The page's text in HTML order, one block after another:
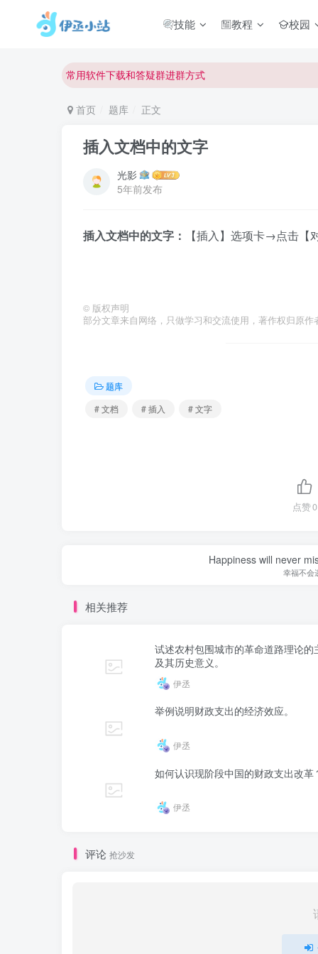
技能 教程 校园
欢迎反馈网站中存在的问题和建议！
欢迎反馈网站中存在的问题和建议！
欢迎访问伊丞小站！
首页 题库 正文
插入文档中的文字
光影
5年前发布
插入文档中的文字： 【插入】选项卡→点击
© 版权声明
部分文章来自网络，只做学习和交流使用，著作权归原作
题库
# 文档
# 插入 # 文字
点赞0
Happiness will never
幸福不会
相关推荐
试述农村包围城市的革命道路理论的
及其历史意义。
伊丞
举例说明财政支出的经济效应。
伊丞
如何认识现阶段中国的财政支出改革
伊丞
评论 抢沙发